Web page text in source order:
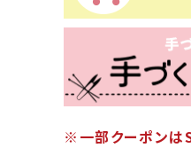
※一部クーポンは